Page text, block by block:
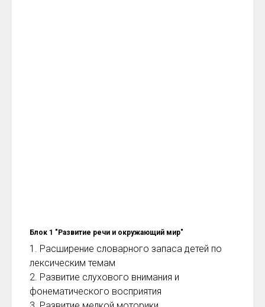
Блок 1 "Развитие речи и окружающий мир"
1. Расширение словарного запаса детей по
лексическим темам
2. Развитие слухового внимания и
фонематического восприятия